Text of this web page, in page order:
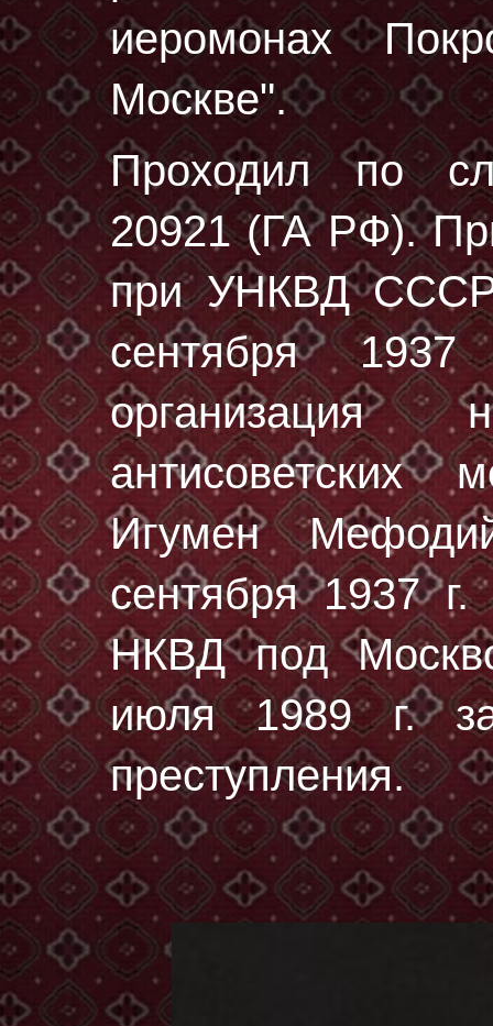
иеромонах
Москве".
Проходил по
20921 (ГА РФ).
при УНКВД СССР
сентября
организация
антисоветских
Игумен
сентября 1937 г.
НКВД под
июля 1989 г. за
преступления.